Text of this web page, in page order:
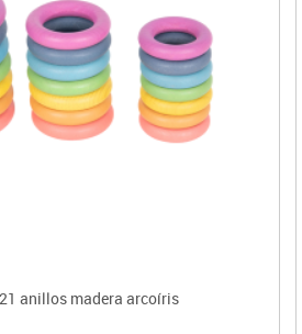
anillos madera arcoíris